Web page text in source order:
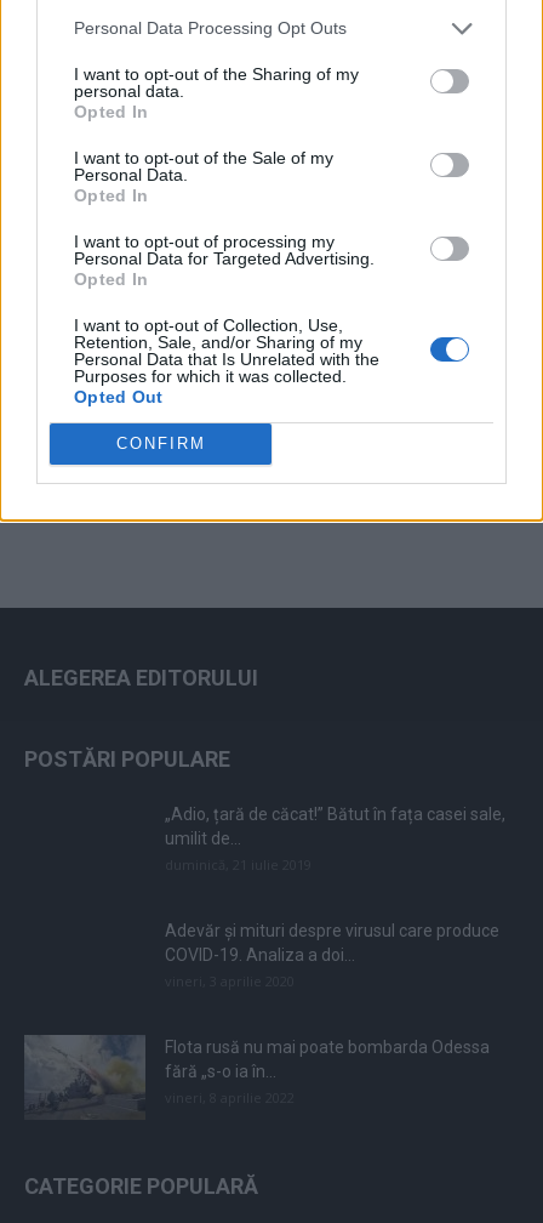
Personal Data Processing Opt Outs
I want to opt-out of the Sharing of my
personal data.
Opted In
I want to opt-out of the Sale of my
Personal Data.
Opted In
I want to opt-out of processing my
Personal Data for Targeted Advertising.
Opted In
I want to opt-out of Collection, Use,
Retention, Sale, and/or Sharing of my
Personal Data that Is Unrelated with the
Purposes for which it was collected.
Opted Out
CONFIRM
Altul
Arhiva sondajelor
ad
ALEGEREA EDITORULUI
POSTĂRI POPULARE
„Adio, țară de căcat!” Bătut în fața casei sale,
umilit de...
Adevăr și mituri despre virusul care produce
COVID-19. Analiza a doi...
Flota rusă nu mai poate bombarda Odessa
fără „s-o ia în...
CATEGORIE POPULARĂ